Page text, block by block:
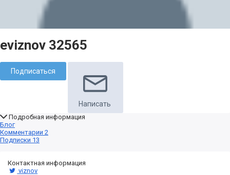
eviznov 32565
Подписаться
Написать
Подробная информация
Блог
Комментарии 2
Подписки 13
Контактная информация
viznov